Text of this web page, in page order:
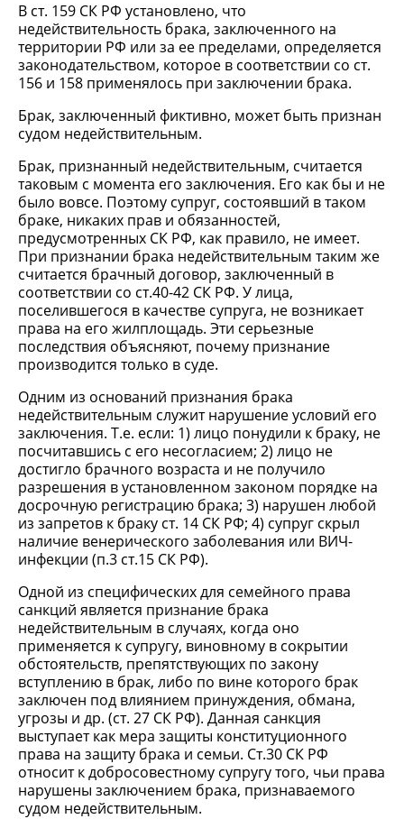
В ст. 159 СК РФ установлено, что
недействительность брака, заключенного на
территории РФ или за ее пределами, определяется
законодательством, которое в соответствии со ст.
156 и 158 применялось при заключении брака.
Брак, заключенный фиктивно, может быть признан
судом недействительным.
Брак, признанный недействительным, считается
таковым с момента его заключения. Его как бы и не
было вовсе. Поэтому супруг, состоявший в таком
браке, никаких прав и обязанностей,
предусмотренных СК РФ, как правило, не имеет.
При признании брака недействительным таким же
считается брачный договор, заключенный в
соответствии со ст.40-42 СК РФ. У лица,
поселившегося в качестве супруга, не возникает
права на его жилплощадь. Эти серьезные
последствия объясняют, почему признание
производится только в суде.
Одним из оснований признания брака
недействительным служит нарушение условий его
заключения. Т.е. если: 1) лицо понудили к браку, не
посчитавшись с его несогласием; 2) лицо не
достигло брачного возраста и не получило
разрешения в установленном законом порядке на
досрочную регистрацию брака; 3) нарушен любой
из запретов к браку ст. 14 СК РФ; 4) супруг скрыл
наличие венерического заболевания или ВИЧ-
инфекции (п.3 ст.15 СК РФ).
Одной из специфических для семейного права
санкций является признание брака
недействительным в случаях, когда оно
применяется к супругу, виновному в сокрытии
обстоятельств, препятствующих по закону
вступлению в брак, либо по вине которого брак
заключен под влиянием принуждения, обмана,
угрозы и др. (ст. 27 СК РФ). Данная санкция
выступает как мера защиты конституционного
права на защиту брака и семьи. Ст.30 СК РФ
относит к добросовестному супругу того, чьи права
нарушены заключением брака, признаваемого
судом недействительным.